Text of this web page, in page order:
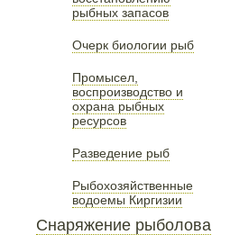
рыбных запасов
Очерк биологии рыб
Промысел,
воспроизводство и
охрана рыбных
ресурсов
Разведение рыб
Рыбохозяйственные
водоемы Киргизии
Снаряжение рыболова